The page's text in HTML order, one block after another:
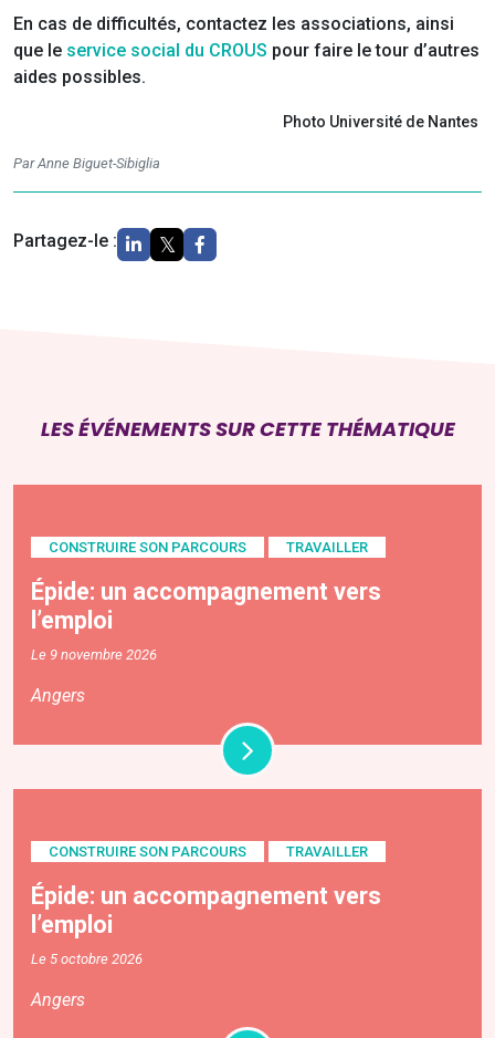
En cas de difficultés, contactez les associations, ainsi
que le service social du CROUS pour faire le tour d’autres
aides possibles.
Photo Université de Nantes
Par Anne Biguet-Sibiglia
Partagez-le :
LES ÉVÉNEMENTS SUR CETTE THÉMATIQUE
CONSTRUIRE SON PARCOURS TRAVAILLER
Épide: un accompagnement vers
l’emploi
Le 9 novembre 2026
Angers
CONSTRUIRE SON PARCOURS TRAVAILLER
Épide: un accompagnement vers
l’emploi
Le 5 octobre 2026
Angers